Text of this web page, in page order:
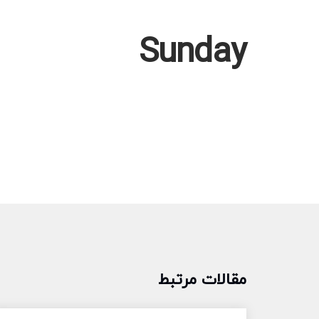
Sunday
مقالات مرتبط